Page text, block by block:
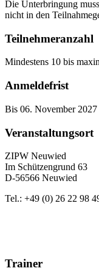
Die Unterbringung
nicht in den
Teilnehmeranzahl
Mindestens 10 bis
Anmeldefrist
Bis 06. November 2027
Veranstaltungsort
ZIPW Neuwied
Im Schützengrund 63
D-56566 Neuwied
Tel.: +49 (0) 26 22 98
Trainer